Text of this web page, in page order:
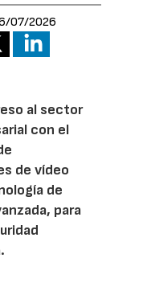
07/2026
al sector
con el
de vídeo
de
para